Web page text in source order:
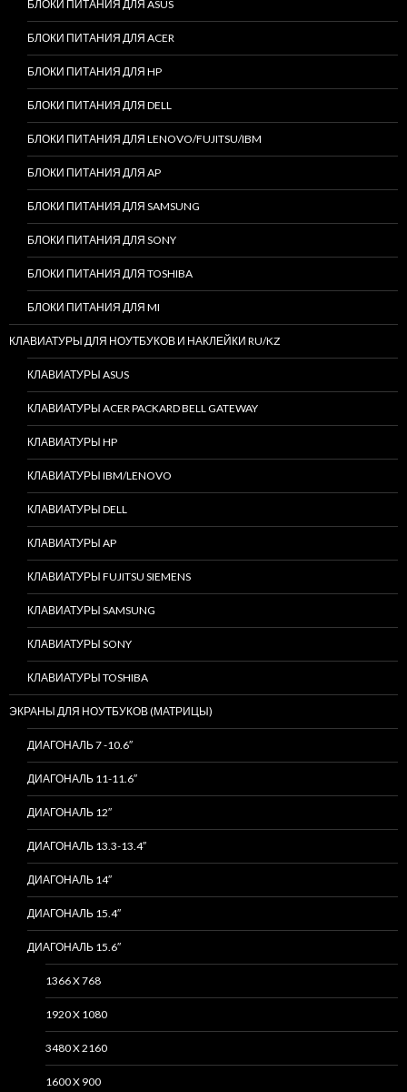
БЛОКИ ПИТАНИЯ ДЛЯ ASUS
БЛОКИ ПИТАНИЯ ДЛЯ ACER
БЛОКИ ПИТАНИЯ ДЛЯ HP
БЛОКИ ПИТАНИЯ ДЛЯ DELL
БЛОКИ ПИТАНИЯ ДЛЯ LENOVO/FUJITSU/IBM
БЛОКИ ПИТАНИЯ ДЛЯ AP
БЛОКИ ПИТАНИЯ ДЛЯ SAMSUNG
БЛОКИ ПИТАНИЯ ДЛЯ SONY
БЛОКИ ПИТАНИЯ ДЛЯ TOSHIBA
БЛОКИ ПИТАНИЯ ДЛЯ MI
КЛАВИАТУРЫ ДЛЯ НОУТБУКОВ И НАКЛЕЙКИ RU/KZ
КЛАВИАТУРЫ ASUS
КЛАВИАТУРЫ ACER PACKARD BELL GATEWAY
КЛАВИАТУРЫ HP
КЛАВИАТУРЫ IBM/LENOVO
КЛАВИАТУРЫ DELL
КЛАВИАТУРЫ AP
КЛАВИАТУРЫ FUJITSU SIEMENS
КЛАВИАТУРЫ SAMSUNG
КЛАВИАТУРЫ SONY
КЛАВИАТУРЫ TOSHIBA
ЭКРАНЫ ДЛЯ НОУТБУКОВ (МАТРИЦЫ)
ДИАГОНАЛЬ 7 -10.6″
ДИАГОНАЛЬ 11-11.6″
ДИАГОНАЛЬ 12″
ДИАГОНАЛЬ 13.3-13.4″
ДИАГОНАЛЬ 14″
ДИАГОНАЛЬ 15.4″
ДИАГОНАЛЬ 15.6″
1366 X 768
1920 X 1080
3480 X 2160
1600 X 900